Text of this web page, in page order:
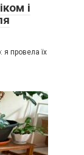
і
я провела їх